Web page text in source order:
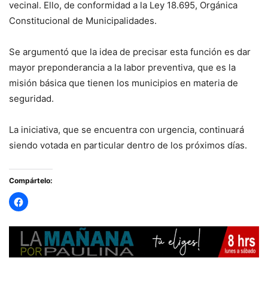
vecinal. Ello, de conformidad a la Ley 18.695, Orgánica
Constitucional de Municipalidades.
Se argumentó que la idea de precisar esta función es dar
mayor preponderancia a la labor preventiva, que es la
misión básica que tienen los municipios en materia de
seguridad.
La iniciativa, que se encuentra con urgencia, continuará
siendo votada en particular dentro de los próximos días.
Compártelo: